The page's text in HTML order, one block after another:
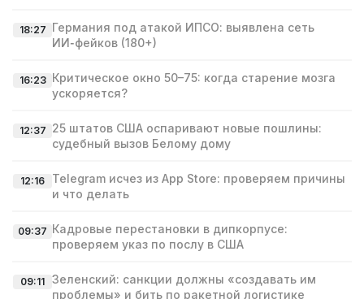
18:27 Германия под атакой ИПСО: выявлена сеть
ИИ‑фейков (180+)
16:23 Критическое окно 50–75: когда старение мозга
ускоряется?
12:37 25 штатов США оспаривают новые пошлины:
судебный вызов Белому дому
12:16
Telegram исчез из App Store: проверяем причины
и что делать
09:37 Кадровые перестановки в дипкорпусе:
проверяем указ по послу в США
09:11 Зеленский: санкции должны «создавать им
проблемы» и бить по ракетной логистике